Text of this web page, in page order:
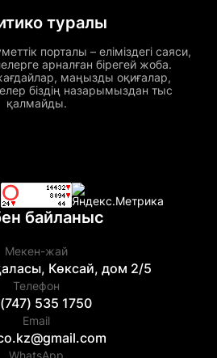
туралы
порталы – еліміздегі саяси,
арналған бірегей жоба.
маңызды оқиғалар,
біздің назарымыздан тыс
қалмайды.
байланыс
Мекен-жай
Көксай, дом 2/5
Телефон
535 1750
Email
WhatsApp